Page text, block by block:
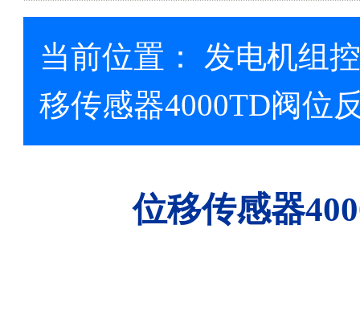
当前位置： 发电机组
移传感器4000TD阀位
位移传感器